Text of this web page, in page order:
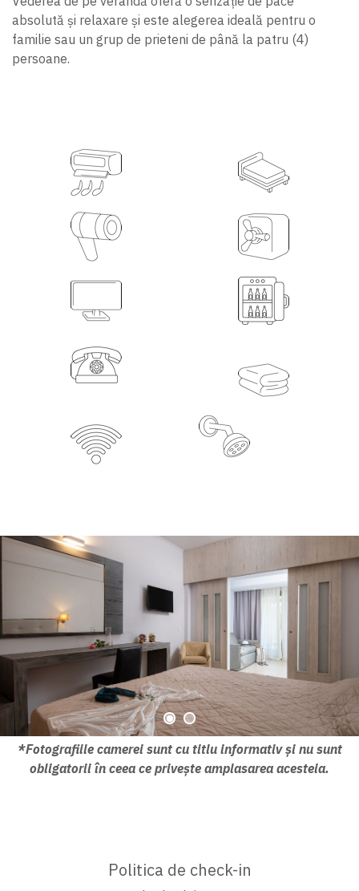
absolută și relaxare și este alegerea ideală pentru o
familie sau un grup de prieteni de până la patru (4)
persoane.
*Fotografiile camerei sunt cu titlu informativ și nu sunt
obligatorii în ceea ce privește amplasarea acesteia.
Politica de check-in